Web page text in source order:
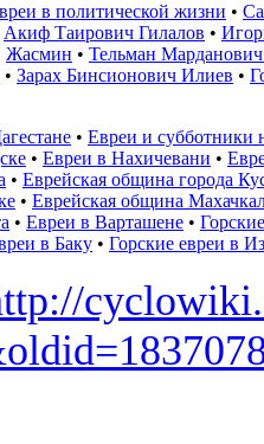
в политической жизни •
Акиф Таирович Гилалов •
Жасмин • Тельман
• Зарах Бинсионович Илиев •
• Евреи и субботники
• Евреи в Нахичевани •
• Еврейская община города
• Еврейская община
• Евреи в Варташене •
в Баку • Горские евреи в